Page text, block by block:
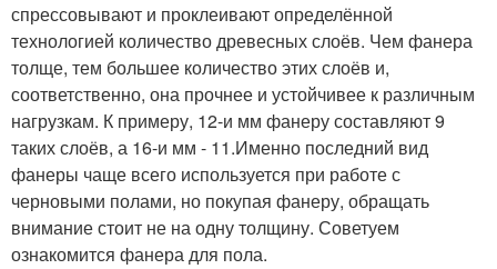
спрессовывают и проклеивают определённой
технологией количество древесных слоёв. Чем фанера
толще, тем большее количество этих слоёв и,
соответственно, она прочнее и устойчивее к различным
нагрузкам. К примеру, 12-и мм фанеру составляют 9
таких слоёв, а 16-и мм - 11.Именно последний вид
фанеры чаще всего используется при работе с
черновыми полами, но покупая фанеру, обращать
внимание стоит не на одну толщину. Советуем
ознакомится фанера для пола.